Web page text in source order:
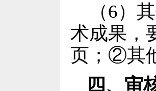
（6）
术成果，
页；②其
四、审